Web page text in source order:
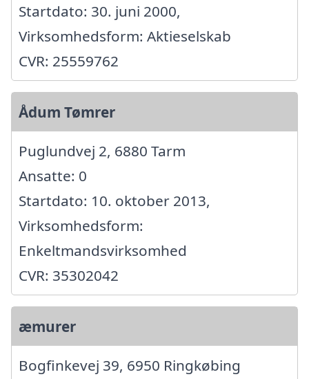
Startdato: 30. juni 2000,
Virksomhedsform: Aktieselskab
CVR: 25559762
Ådum Tømrer
Puglundvej 2, 6880 Tarm
Ansatte: 0
Startdato: 10. oktober 2013,
Virksomhedsform:
Enkeltmandsvirksomhed
CVR: 35302042
æmurer
Bogfinkevej 39, 6950 Ringkøbing